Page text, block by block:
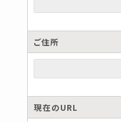
ご住所
現在のURL